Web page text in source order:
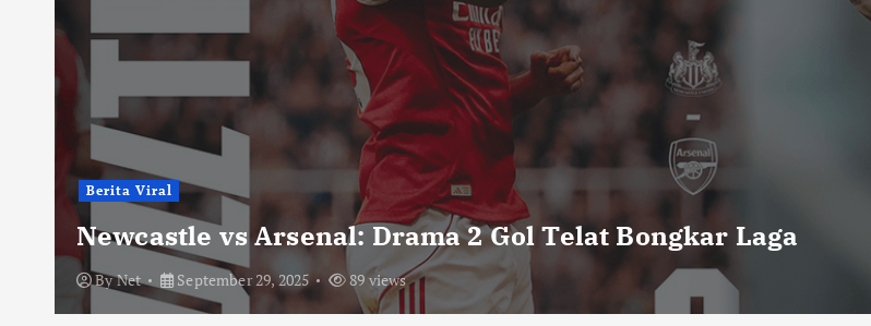
Berita Viral
Newcastle vs Arsenal: Drama 2 Gol Telat Bongkar Laga
ByNet September 29, 2025 89 views